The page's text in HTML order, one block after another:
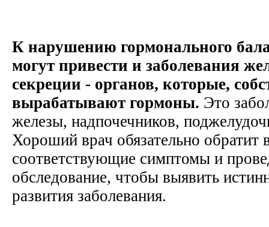
К нарушению гормонального
могут привести и заболевания
секреции - органов, которые,
вырабатывают гормоны. Это
железы, надпочечников,
Хороший врач обязательно обратит
соответствующие симптомы и
обследование, чтобы выявить
развития заболевания.